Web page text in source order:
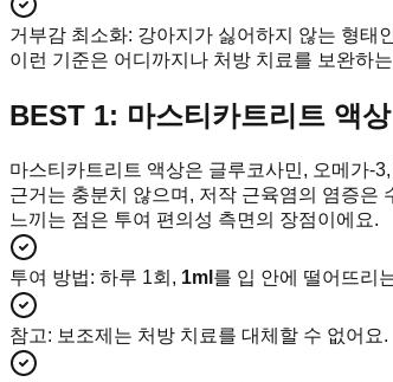
거부감 최소화: 강아지가 싫어하지 않는 형태
이런 기준은 어디까지나 처방 치료를 보완하
BEST 1: 마스티카트리트 액
마스티카트리트 액상은 글루코사민, 오메가-
근거는 충분치 않으며, 저작 근육염의 염증은
느끼는 점은 투여 편의성 측면의 장점이에요.
투여 방법: 하루 1회, 1ml 를 입 안에 떨어뜨리
참고: 보조제는 처방 치료를 대체할 수 없어요.